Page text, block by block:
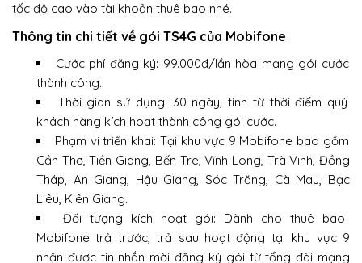
tốc độ cao vào tài khoản thuê bao nhé.
Thông tin chi tiết về gói TS4G của Mobifone
Cước phí đăng ký: 99.000đ/lần hòa mạng gói cước
thành công.
Thời gian sử dụng: 30 ngày, tính từ thời điểm quý
khách hàng kích hoạt thành công gói cước.
Phạm vi triển khai: Tại khu vực 9 Mobifone bao gồm
Cần Thơ, Tiền Giang, Bến Tre, Vĩnh Long, Trà Vinh, Đồng
Tháp, An Giang, Hậu Giang, Sóc Trăng, Cà Mau, Bạc
Liêu, Kiên Giang.
Đối tượng kích hoạt gói: Dành cho thuê bao
Mobifone trả trước, trả sau hoạt động tại khu vực 9
nhận được tin nhắn mời đăng ký gói từ tổng đài mạng